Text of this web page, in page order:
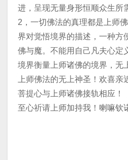
进，呈现无量身形恒顺众生所
2，一切佛法的真理都是上师
界对觉悟境界的描述，一种方
佛与魔。不能用自己凡夫心定
境界衡量上师诸佛的境界，无
上师佛法的无上神圣！欢喜亲
菩提心与上师诸佛接轨相应！
至心祈请上师加持我！喇嘛钦